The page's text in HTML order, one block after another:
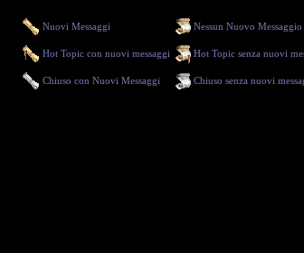
Nuovi Messaggi Nessun Nuovo Messaggio
Hot Topic con nuovi messaggi Hot Topic senza nuovi
Chiuso con Nuovi Messaggi Chiuso senza nuovi